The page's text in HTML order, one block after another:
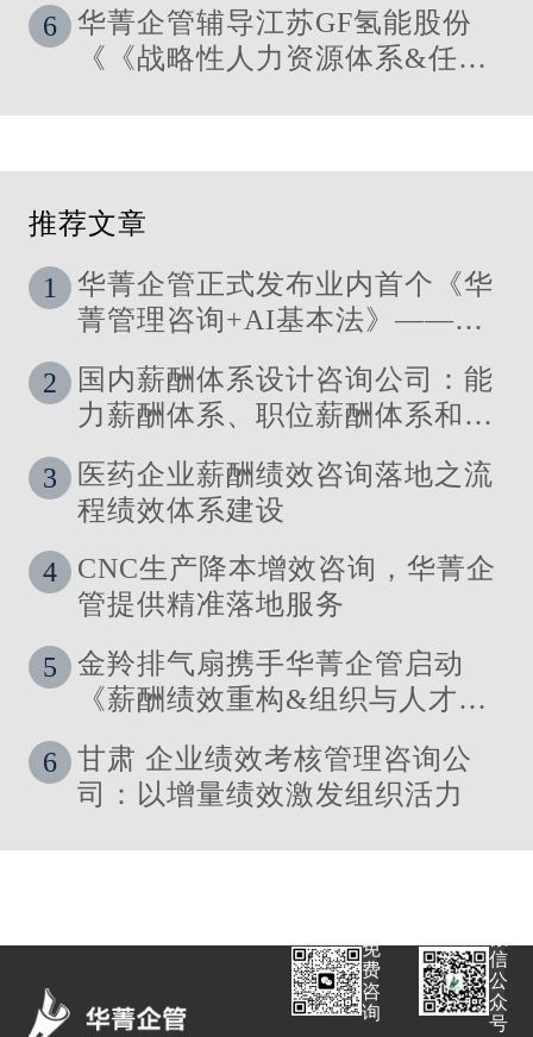
6
华菁企管辅导江苏GF氢能股份
《《战略性人力资源体系&任职
推荐文章
1
华菁企管正式发布业内首个《华
菁管理咨询+AI基本法》——让
2
国内薪酬体系设计咨询公司：能
力薪酬体系、职位薪酬体系和技
3
医药企业薪酬绩效咨询落地之流
程绩效体系建设
4
CNC生产降本增效咨询，华菁企
管提供精准落地服务
5
金羚排气扇携手华菁企管启动
《薪酬绩效重构&组织与人才发
6
甘肃 企业绩效考核管理咨询公
司：以增量绩效激发组织活力
免
费
咨
询
信
公
众
号